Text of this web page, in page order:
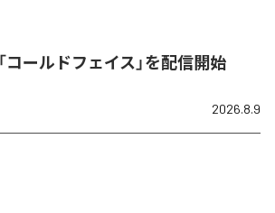
コールドフェイス」を配信開始
2026.8.9